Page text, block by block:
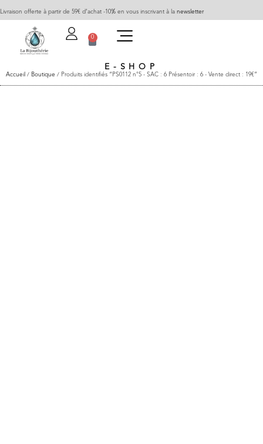
Livraison offerte à partir de 59€ d’achat -10% en vous inscrivant à la newsletter
0
E-SHOP
Accueil / Boutique / Produits identifiés “PS0112 n°5 - SAC : 6 Présentoir : 6 - Vente direct : 19€”